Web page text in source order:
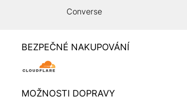
Converse
BEZPEČNÉ NAKUPOVÁNÍ
MOŽNOSTI DOPRAVY